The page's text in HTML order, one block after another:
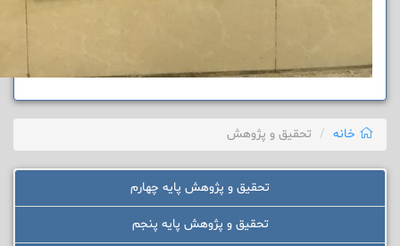
خانه تحقیق و پژوهش
تحقیق و پژوهش پایه چهارم
تحقیق و پژوهش پایه پنجم